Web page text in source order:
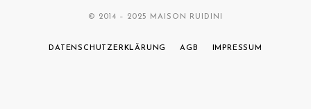
© 2014 – 2025 MAISON RUIDINI
DATENSCHUTZERKLÄRUNG AGB IMPRESSUM